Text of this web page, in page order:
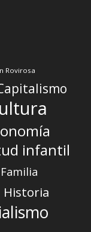
Rovirosa
infantil
Familia
Historia